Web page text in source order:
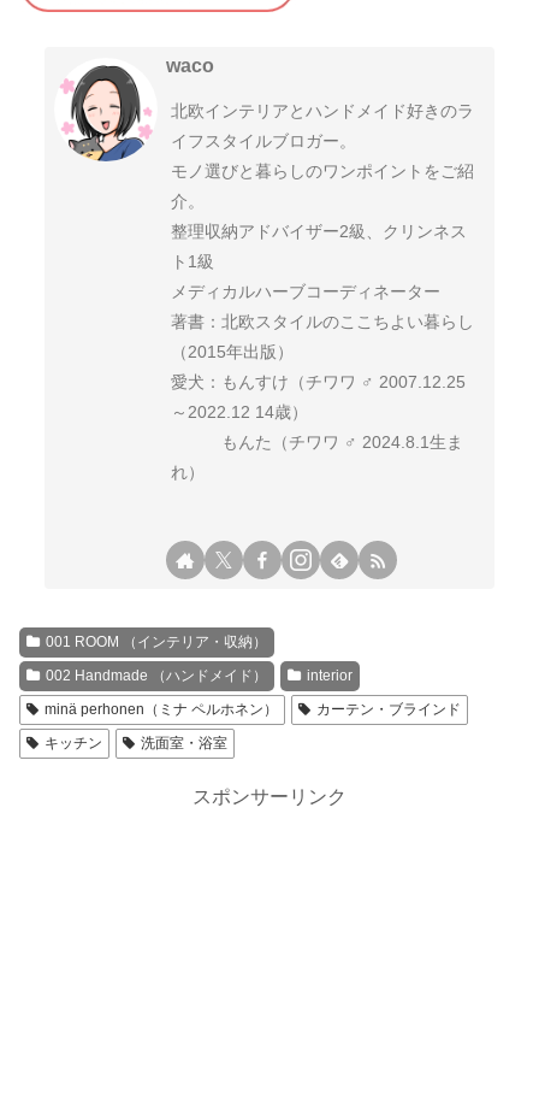
waco
北欧インテリアとハンドメイド好きのラ
イフスタイルブロガー。
モノ選びと暮らしのワンポイントをご紹
介。
整理収納アドバイザー2級、クリンネス
ト1級
メディカルハーブコーディネーター
著書：北欧スタイルのここちよい暮らし
（2015年出版）
愛犬：もんすけ（チワワ ♂ 2007.12.25
～2022.12 14歳）
もんた（チワワ ♂ 2024.8.1生ま
れ）
001 ROOM （インテリア・収納）
002 Handmade （ハンドメイド）
interior
minä perhonen（ミナ ペルホネン）
カーテン・ブラインド
キッチン
洗面室・浴室
スポンサーリンク